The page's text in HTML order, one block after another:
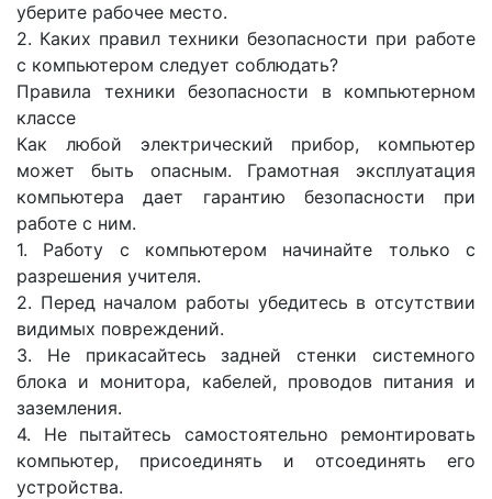
уберите рабочее место.
2. Каких правил техники безопасности при работе
с компьютером следует соблюдать?
Правила техники безопасности в компьютерном
классе
Как любой электрический прибор, компьютер
может быть опасным. Грамотная эксплуатация
компьютера дает гарантию безопасности при
работе с ним.
1. Работу с компьютером начинайте только с
разрешения учителя.
2. Перед началом работы убедитесь в отсутствии
видимых повреждений.
3. Не прикасайтесь задней стенки системного
блока и монитора, кабелей, проводов питания и
заземления.
4. Не пытайтесь самостоятельно ремонтировать
компьютер, присоединять и отсоединять его
устройства.